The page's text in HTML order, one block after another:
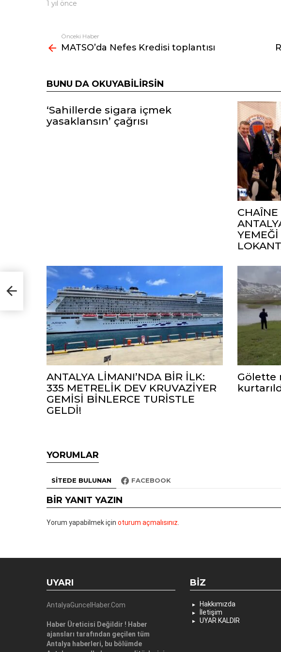
1 yıl önce
Fazlasına
bak
Önceki Haber
MATSO’da Nefes Kredisi toplantısı
BUNU DA OKUYABILIRSIN
‘Sahillerde sigara içmek
yasaklansın’ çağrısı
CHAÎNE
ANTALYA LİMANI’NDA BİR İLK:
335 METRELİK DEV KRUVAZİYER
GEMİSİ BİNLERCE TURİSTLE
GELDİ!
Gölette
YORUMLAR
SITEDE BULUNAN FACEBOOK
BIR YANIT YAZIN
Yorum yapabilmek için oturum açmalısınız
UYARI
AntalyaGuncelHaber.Com
Haber Üreticisi Değildir ! Haber
ajansları tarafından geçilen tüm
Antalya haberleri, bu bölümde
BIZ
Hakkımızda
İletişim
UYAR KALDIR